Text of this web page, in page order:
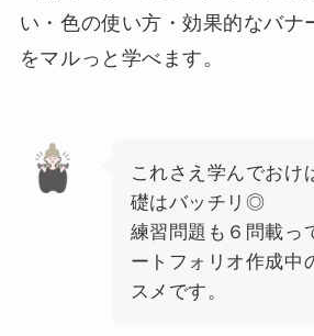
い・色の使い方・効果的なバナ
をマルっと学べます。
これさえ学んでおけ
礎はバッチリ◎
練習問題も６問載っ
ートフォリオ作成中
スメです。